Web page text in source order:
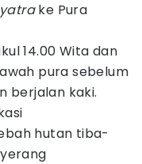
ke Pura
14.00 Wita dan
pura sebelum
berjalan kaki.
hutan tiba-